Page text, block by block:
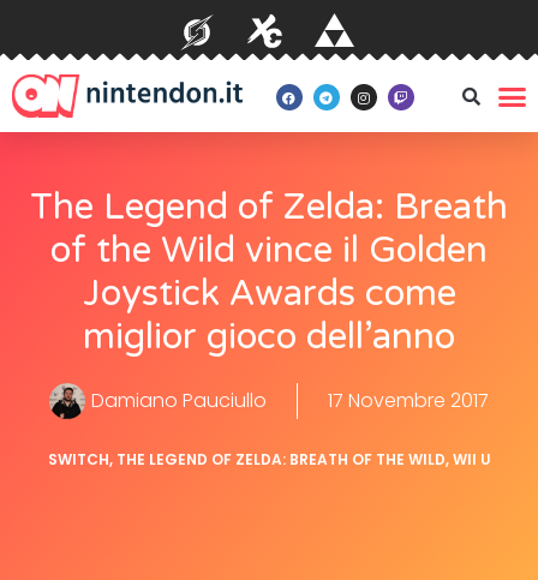
The Legend of Zelda: Breath
of the Wild vince il Golden
Joystick Awards come
miglior gioco dell’anno
Damiano Pauciullo 17 Novembre 2017
SWITCH, THE LEGEND OF ZELDA: BREATH OF THE WILD,WII U